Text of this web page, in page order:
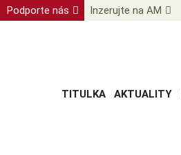
Podporte nás Inzerujte na AM
TITULKA AKTUALITY